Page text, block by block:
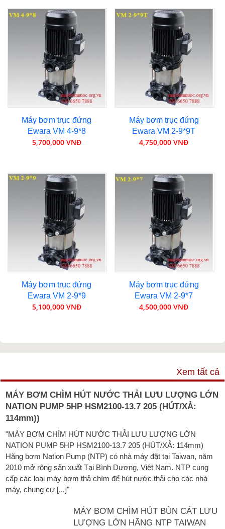
Máy bơm trục đứng
Ewara VM 4-9*8
5,700,000 VNĐ
Máy bơm trục đứng
Ewara VM 2-9*9T
4,750,000 VNĐ
Máy bơm trục đứng
Ewara VM 2-9*9
5,100,000 VNĐ
Máy bơm trục đứng
Ewara VM 2-9*7
4,500,000 VNĐ
Xem tất cả
MÁY BƠM CHÌM HÚT NƯỚC THẢI LƯU LƯỢNG LỚN
NATION PUMP 5HP HSM2100-13.7 205 (HÚT/XẢ:
114mm))
"MÁY BƠM CHÌM HÚT NƯỚC THẢI LƯU LƯỢNG LỚN
NATION PUMP 5HP HSM2100-13.7 205 (HÚT/XẢ: 114mm)
Hãng bơm Nation Pump (NTP) có nhà máy đặt tại Taiwan, năm
2010 mở rộng sản xuất Tại Bình Dương, Việt Nam. NTP cung
cấp các loại máy bơm thả chìm để hút nước thải cho các nhà
máy, chung cư [...]"
MÁY BƠM CHÌM HÚT BÙN CÁT LƯU
LƯỢNG LỚN HÃNG NTP TAIWAN